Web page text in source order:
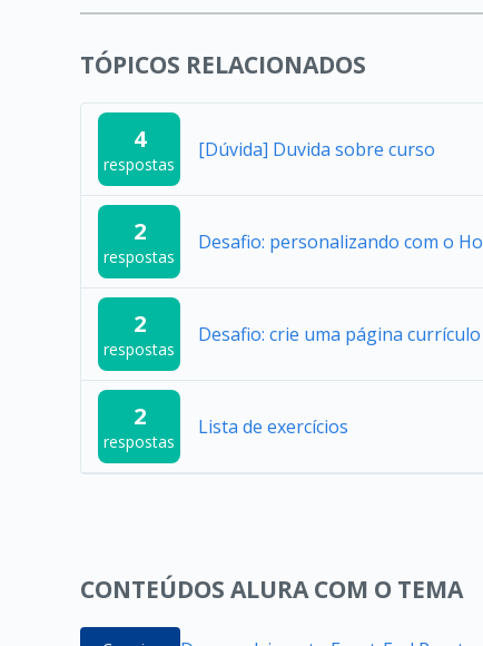
TÓPICOS RELACIONADOS
4
respostas
[Dúvida] Duvida sobre curso
2
respostas
Desafio: personalizando com o
2
respostas
Desafio: crie uma página currículo
2
respostas
Lista de exercícios
CONTEÚDOS ALURA COM O TEMA